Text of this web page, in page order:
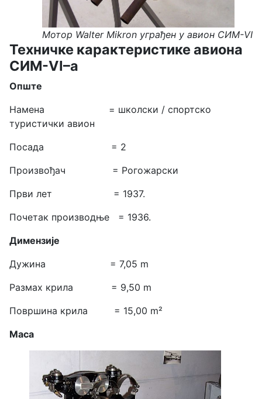
Мотор Walter Mikron уграђeн у авион СИМ-VI
Техничке карактеристике авиона
СИМ-VI–а
Опште
Намена = школски / спортско
туристички авион
Посада = 2
Произвођач = Рогожарски
Први лет = 1937.
Почетак производње = 1936.
Димензије
Дужина = 7,05 m
Размах крила = 9,50 m
Површина крила = 15,00 m²
Маса